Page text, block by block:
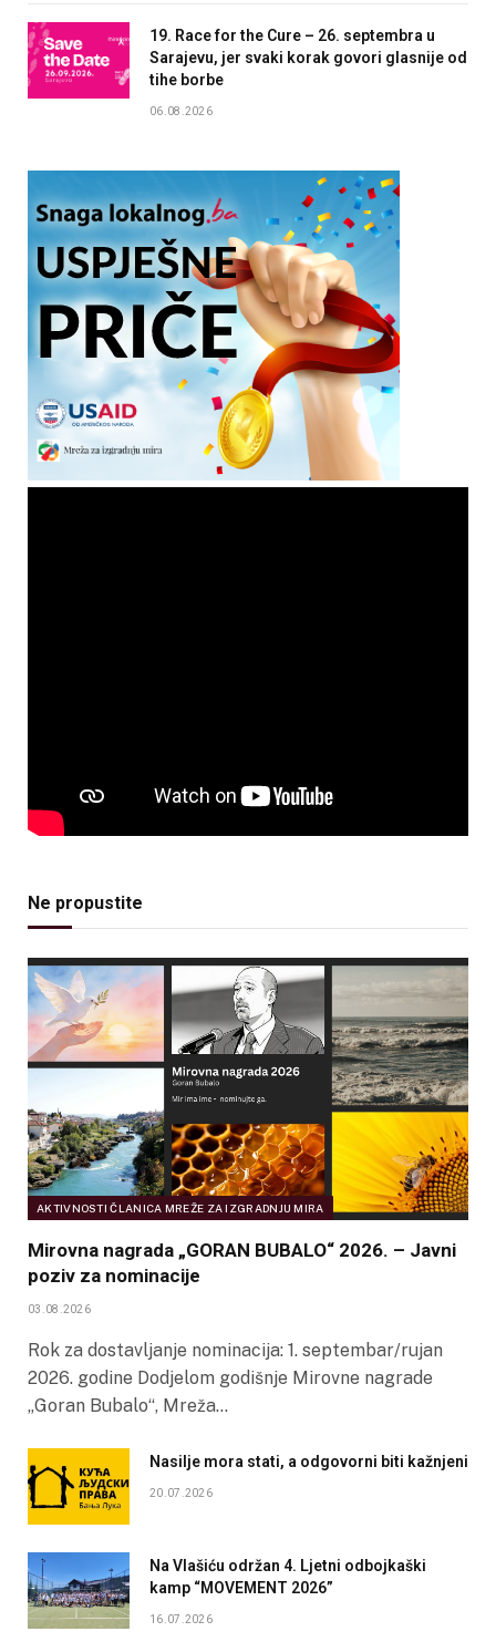
19. Race for the Cure – 26. septembra u
Sarajevu, jer svaki korak govori glasnije od
tihe borbe
06.08.2026
Ne propustite
AKTIVNOSTI ČLANICA MREŽE ZA IZGRADNJU MIRA
Mirovna nagrada „GORAN BUBALO“ 2026. – Javni
poziv za nominacije
03.08.2026
Rok za dostavljanje nominacija: 1. septembar/rujan
2026. godine Dodjelom godišnje Mirovne nagrade
„Goran Bubalo“, Mreža…
Nasilje mora stati, a odgovorni biti kažnjeni
20.07.2026
Na Vlašiću održan 4. Ljetni odbojkaški
kamp “MOVEMENT 2026”
16.07.2026